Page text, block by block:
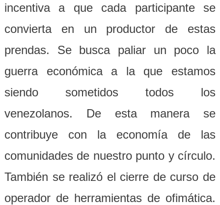
incentiva a que cada participante se
convierta en un productor de estas
prendas. Se busca paliar un poco la
guerra económica a la que estamos
siendo sometidos todos los
venezolanos. De esta manera se
contribuye con la economía de las
comunidades de nuestro punto y círculo.
También se realizó el cierre de curso de
operador de herramientas de ofimática.